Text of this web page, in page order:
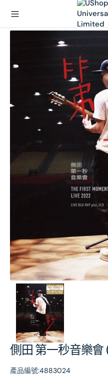
側田 第一秒音樂會
產品編號:4883024